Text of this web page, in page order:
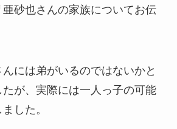
砂也さんの家族についてお伝
には弟がいるのではないかと
が、実際には一人っ子の可能
した。